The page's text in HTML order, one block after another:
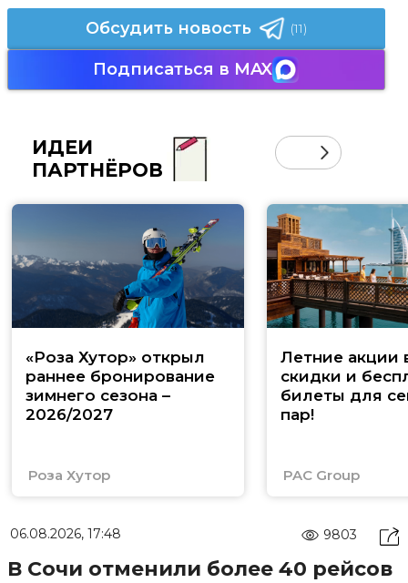
Обсудить новость (11)
Подписаться в MAX
ИДЕИ
ПАРТНЁРОВ
«Роза Хутор» открыл
раннее бронирование
зимнего сезона –
2026/2027
Роза Хутор
Летние акции
скидки и
билеты для
пар!
PAC Group
06.08.2026, 17:48 9803
В Сочи отменили более 40 рейсов